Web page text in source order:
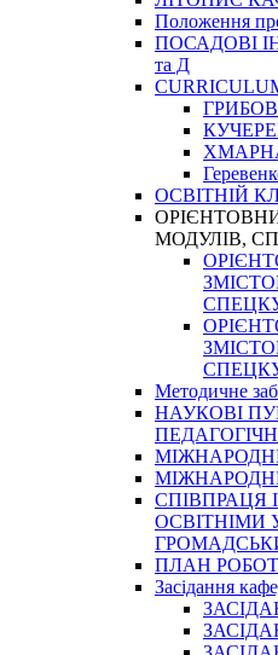
Положення
ПОСАДОВІ
та Д
ОСВІТНІЙ
МОДУЛІВ,
Методичне
НАУКОВІ
СПІВПРАЦЯ
ОСВІТНІМИ
ПЛАН
Засідання